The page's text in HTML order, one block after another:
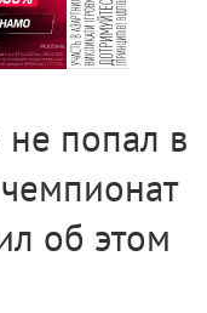
не попал в
об этом